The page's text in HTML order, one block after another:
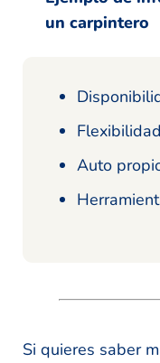
un carpintero
Auto
Si quieres saber